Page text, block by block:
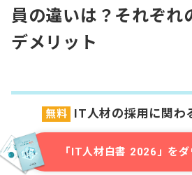
員の違いは？それぞれ
デメリット
無料 IT人材の採用に関わ
「IT人材白書 2026」を